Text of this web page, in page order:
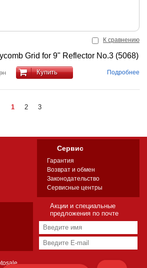
К сравнению
Grid for 9" Reflector No.3 (5068)
Купить Подробнее
1 2 3
Сервис
Гарантия
Возврат и обмен
Законодательство
Сервисные центры
Акции и специальные
предложения по почте